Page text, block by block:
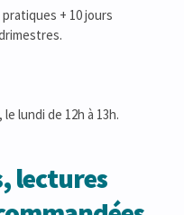
+ 10 jours
lundi de 12h à 13h.
lectures